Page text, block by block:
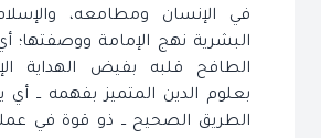
في الإنسان ومطامعه،
البشرية نهج الإمامة ووصفتها؛
الطافح قلبه بفيض الهداية
بعلوم الدين المتميز بفهمه ــ
الطريق الصحيح ــ ذو قوة في